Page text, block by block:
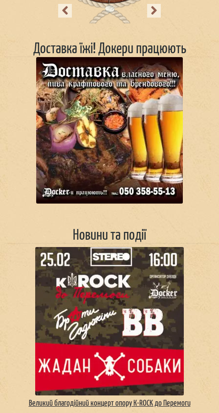
Previous Next
Доставка їжі! Докери працюють
Новини та події
Великий благодійний концерт опору К-ROCK до Перемоги